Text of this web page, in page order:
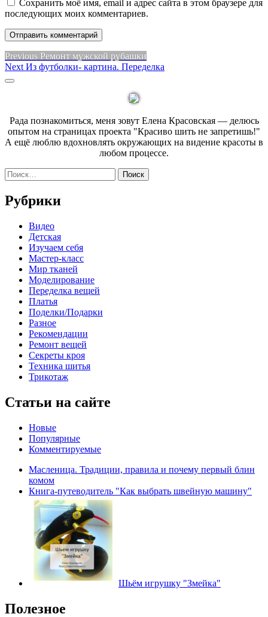
Сохранить моё имя, email и адрес сайта в этом браузере для
последующих моих комментариев.
Навигация
по
Previous Previous
post:
Ремонт мужской рубашки
Next Next
Из футболки- картина. Переделка
Sidebar
Рада познакомиться, меня зовут Елена Красовская — делюсь
опытом на страницах проекта "Красиво шить не запретишь!"
А ещё люблю вдохновлять окружающих на видение красоты в
любом процессе.
Найти:
Рубрики
Видео
Детская
Изучаем себя
Мастер-класс
Мир тканей
Моделирование
Переделка вещей
Платья
Поделки/Подарки
Разное
Рекомендации
Ремонт вещей
Секреты кроя
Техника шитья
Трикотаж
Статьи на сайте
Новые
Популярные
Комментируемые
Масленица. Традиции, правила и почему первый блин
комом
Книга-путеводитель "Как выбрать швейную машину"
Шьём игрушку "Змейка"
Полезное